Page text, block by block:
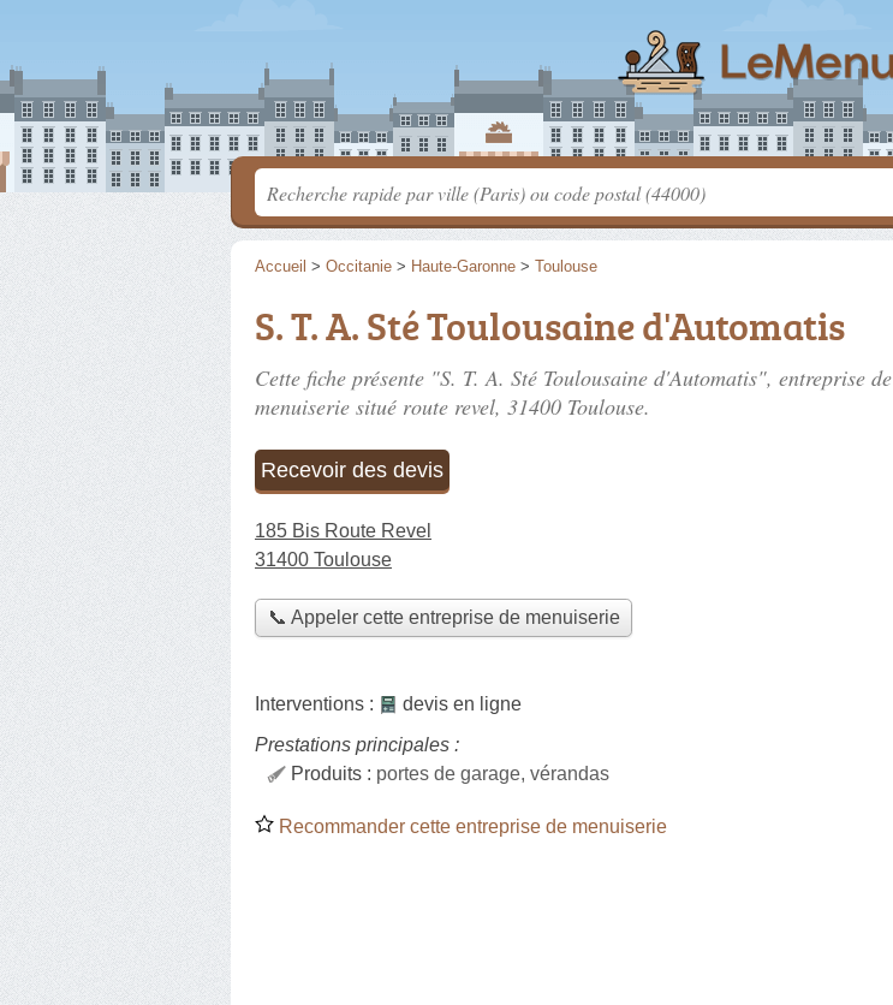
Accueil > Occitanie > Haute-Garonne > Toulouse
S. T. A. Sté Toulousaine d'Automatis
Cette fiche présente "S. T. A. Sté Toulousaine d'Automatis", entreprise de
menuiserie situé route revel, 31400 Toulouse.
Recevoir des devis
185 Bis Route Revel
31400 Toulouse
📞 Appeler cette entreprise de menuiserie
Interventions :
devis en ligne
Prestations principales :
Produits : portes de garage, vérandas
Recommander cette entreprise de menuiserie